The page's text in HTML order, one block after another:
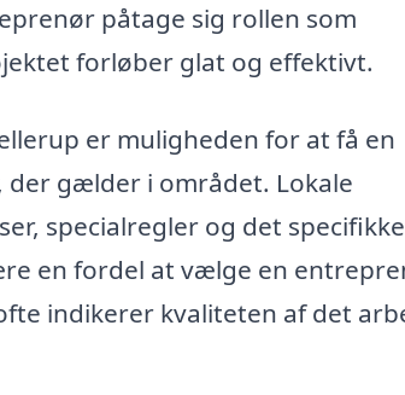
påtage sig rollen som
forløber glat og effektivt.
er muligheden for at få en
der gælder i området. Lokale
specialregler og det specifikke
en fordel at vælge en
indikerer kvaliteten af det